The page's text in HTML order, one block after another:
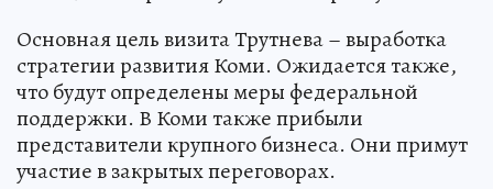
Основная цель визита Трутнева – выработка
стратегии развития Коми. Ожидается также,
что будут определены меры федеральной
поддержки. В Коми также прибыли
представители крупного бизнеса. Они примут
участие в закрытых переговорах.